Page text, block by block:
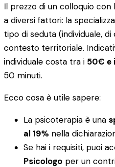
Il prezzo di un colloquio
a diversi fattori: la
tipo di seduta (individuale,
contesto territoriale.
individuale costa tra i 50€ e
50 minuti.
Ecco cosa è utile sapere:
La psicoterapia è una
al 19% nella
Se hai i requisiti, puoi
Psicologo per un